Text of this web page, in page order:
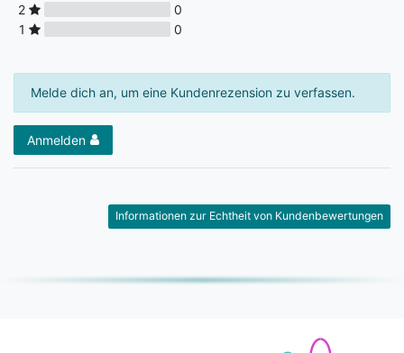
2
0
1
0
Melde dich an, um eine Kundenrezension zu verfassen.
Anmelden
Informationen zur Echtheit von Kundenbewertungen